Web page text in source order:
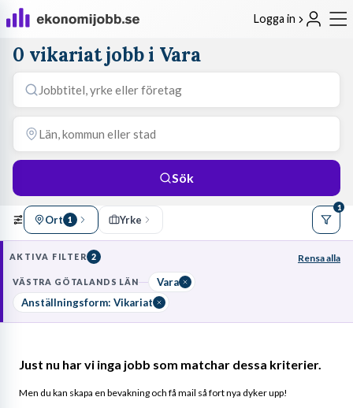
Logga in
0 vikariat jobb i Vara
Sök
Ort 1 Yrke
1
AKTIVA FILTER 2 Rensa alla
VÄSTRA GÖTALANDS LÄN
Vara
Anställningsform: Vikariat
Just nu har vi inga jobb som matchar dessa kriterier.
Men du kan skapa en bevakning och få mail så fort nya dyker upp!